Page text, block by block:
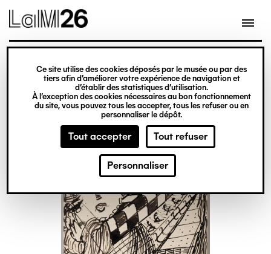
Gestion des cookies
Ce site utilise des cookies déposés par le musée ou par des
tiers afin d’améliorer votre expérience de navigation et
d’établir des statistiques d’utilisation.
À l’exception des cookies nécessaires au bon fonctionnement
du site, vous pouvez tous les accepter, tous les refuser ou en
personnaliser le dépôt.
Tout accepter Tout refuser
Personnaliser
contenu